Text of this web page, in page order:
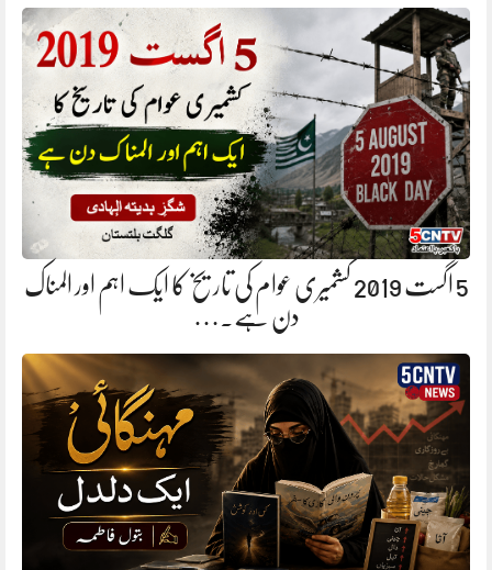
5 اگست 2019 کشمیری عوام کی تاریخ کا ایک اہم اور المناک
دن ہے.…